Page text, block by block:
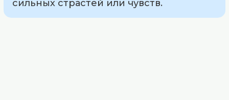
сильных страстей или чувств.